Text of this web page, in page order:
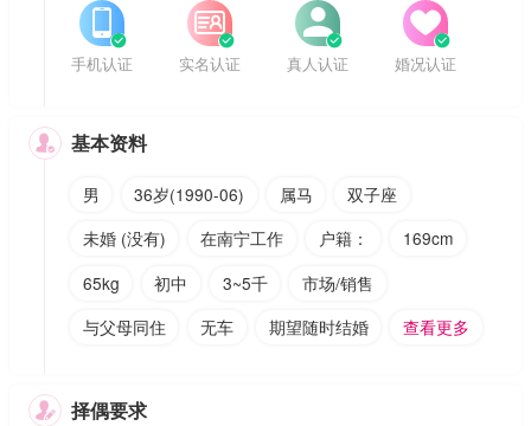


手机认证


实名认证


真人认证


婚况认证
 基本资料
男 36岁(1990-06) 属马
双子座
未婚 (没有)
在南宁工作 户籍：
169cm
65kg
初中 3~5千
市场/销售
与父母同住
无车 期望随时结婚 查看更多
 择偶要求